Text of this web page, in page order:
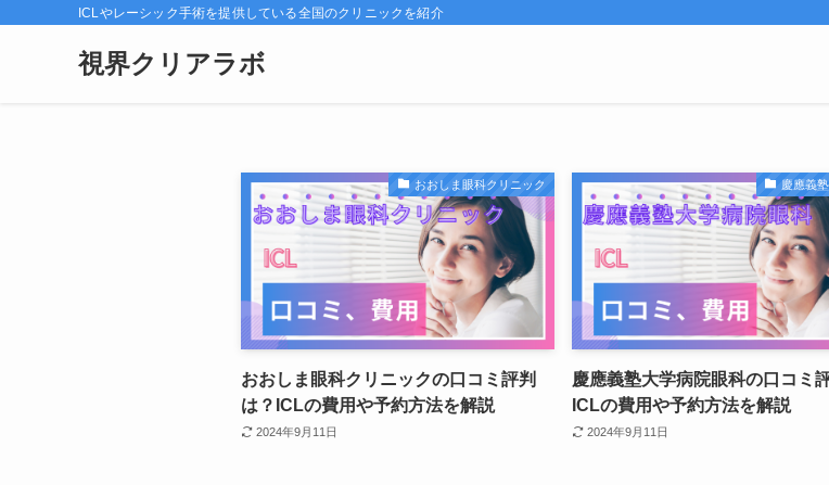
ICLやレーシック手術を提供している全国のクリニックを紹介
視界クリアラボ
おおしま眼科クリニック
おおしま眼科クリニックの口コミ評判
は？ICLの費用や予約方法を解説
2024年9月11日
慶應義
慶應義塾大学病院眼科の口コミ
ICLの費用や予約方法を解説
2024年9月11日